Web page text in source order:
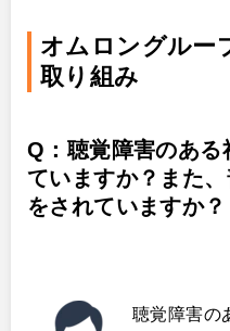
オムロングルー
取り組み
Q：聴覚障害のある
ていますか？また
をされていますか？
聴覚障害の